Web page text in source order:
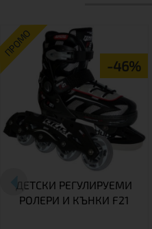
ПРОМО
-46%
ДЕТСКИ РЕГУЛИРУЕМИ
РОЛЕРИ И КЪНКИ F21